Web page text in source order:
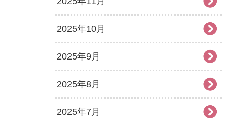
2025年10月
2025年9月
2025年8月
2025年7月